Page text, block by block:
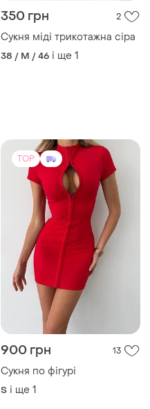
350 грн 2
Сукня міді трикотажна сіра
38 / M / 46 і ще 1
TOP
900 грн 13
Сукня по фігурі
S і ще 1